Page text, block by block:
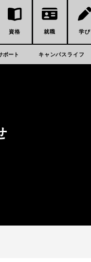
資格 就職 学び
ポート キャンパスライフ